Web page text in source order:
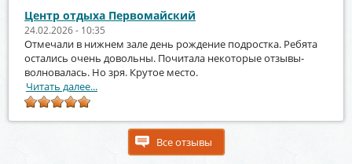
Центр отдыха Первомайский
24.02.2026 - 10:35
Отмечали в нижнем зале день рождение подростка. Ребята
остались очень довольны. Почитала некоторые отзывы-
волновалась. Но зря. Крутое место.
Читать далее...
Все отзывы